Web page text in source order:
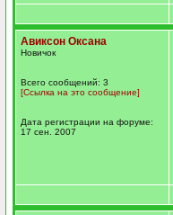
Авиксон Оксана
Новичок
Всего сообщений: 3
[Ссылка на это сообщение]
Дата регистрации на форуме:
17 сен. 2007